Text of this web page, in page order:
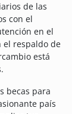
de las
con el
en el
el respaldo de
está
becas para
país